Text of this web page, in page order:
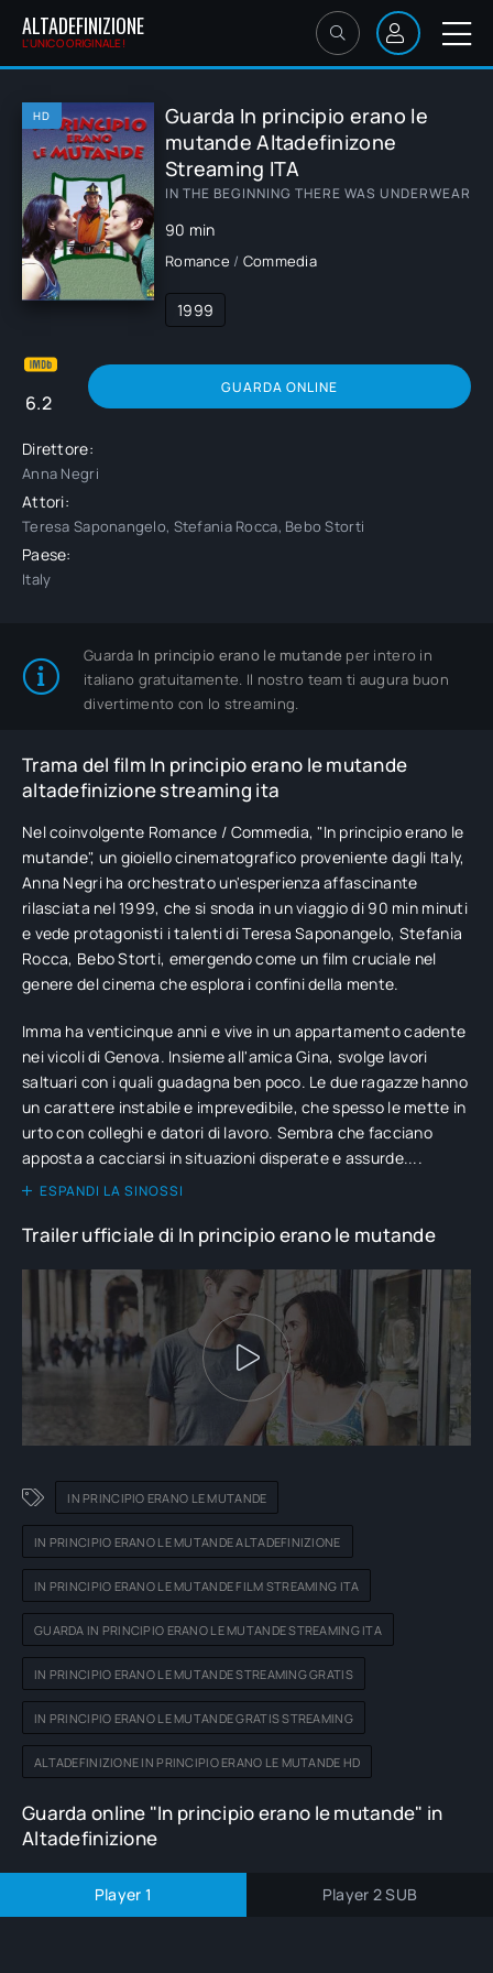
ALTADEFINIZIONE
L'UNICO ORIGINALE!
HD
Guarda In principio erano le
mutande Altadefinizone
Streaming ITA
IN THE BEGINNING THERE WAS UNDERWEAR
90 min
Romance / Commedia
1999
6.2
GUARDA ONLINE
Direttore:
Anna Negri
Attori:
Teresa Saponangelo, Stefania Rocca, Bebo Storti
Paese:
Italy
Guarda In principio erano le mutande per intero in
italiano gratuitamente. Il nostro team ti augura buon
divertimento con lo streaming.
Trama del film In principio erano le mutande
altadefinizione streaming ita
Nel coinvolgente Romance / Commedia, "In principio erano le
mutande", un gioiello cinematografico proveniente dagli Italy,
Anna Negri ha orchestrato un'esperienza affascinante
rilasciata nel 1999, che si snoda in un viaggio di 90 min minuti
e vede protagonisti i talenti di Teresa Saponangelo, Stefania
Rocca, Bebo Storti, emergendo come un film cruciale nel
genere del cinema che esplora i confini della mente.
Imma ha venticinque anni e vive in un appartamento cadente
nei vicoli di Genova. Insieme all'amica Gina, svolge lavori
saltuari con i quali guadagna ben poco. Le due ragazze hanno
un carattere instabile e imprevedibile, che spesso le mette in
urto con colleghi e datori di lavoro. Sembra che facciano
apposta a cacciarsi in situazioni disperate e assurde....
ESPANDI LA SINOSSI
Trailer ufficiale di In principio erano le mutande
IN PRINCIPIO ERANO LE MUTANDE
IN PRINCIPIO ERANO LE MUTANDE ALTADEFINIZIONE
IN PRINCIPIO ERANO LE MUTANDE FILM STREAMING ITA
GUARDA IN PRINCIPIO ERANO LE MUTANDE STREAMING ITA
IN PRINCIPIO ERANO LE MUTANDE STREAMING GRATIS
IN PRINCIPIO ERANO LE MUTANDE GRATIS STREAMING
ALTADEFINIZIONE IN PRINCIPIO ERANO LE MUTANDE HD
Guarda online "In principio erano le mutande" in
Altadefinizione
Player 1 Player 2 SUB